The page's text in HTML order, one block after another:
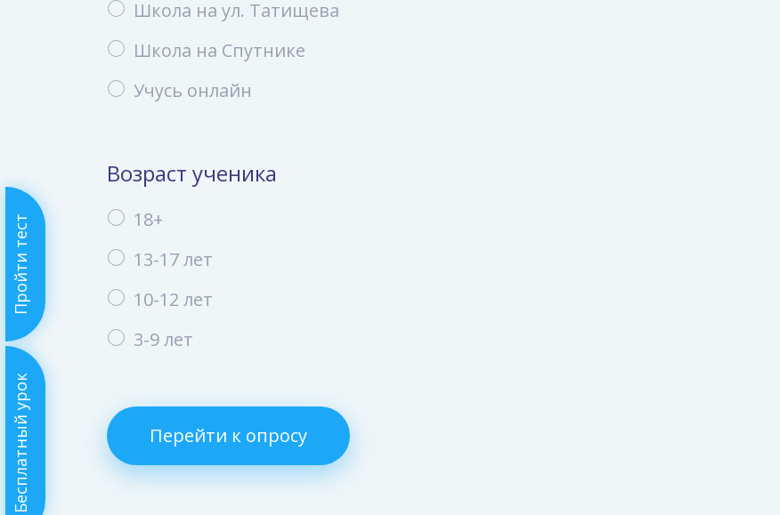
Бесплатный урок
Пройти тест
Школа на ул. Татищева
Школа на Спутнике
Учусь онлайн
Возраст ученика
18+
13-17 лет
10-12 лет
3-9 лет
Перейти к опросу